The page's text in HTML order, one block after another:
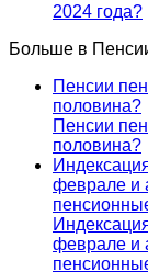
2024 года?
Больше в
Пенсии
половина?
Пенсии
половина?
феврале и
феврале и